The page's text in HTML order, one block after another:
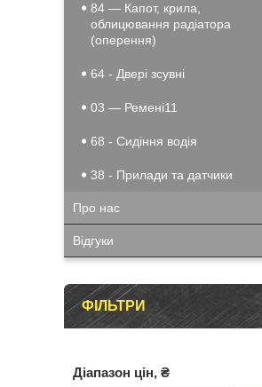
84 — Капот, крила,
облицювання радіатора
(оперення)
64 - Двері зсувні
03 — Ремені11
68 - Сидіння водія
38 - Прилади та датчики
Про нас
Відгуки
ФІЛЬТРИ
Діапазон цін, ₴